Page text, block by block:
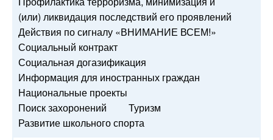
(или) ликвидация последствий его проявлений
Действия по сигналу «ВНИМАНИЕ ВСЕМ!»
Социальный контракт
Социальная догазификация
Информация для иностранных граждан
Национальные проекты
Поиск захоронений
Туризм
Развитие школьного спорта